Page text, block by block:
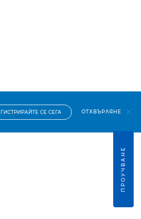
СЕ СЕГА ОТХВЪРЛЯНЕ
ПРОУЧВАНЕ